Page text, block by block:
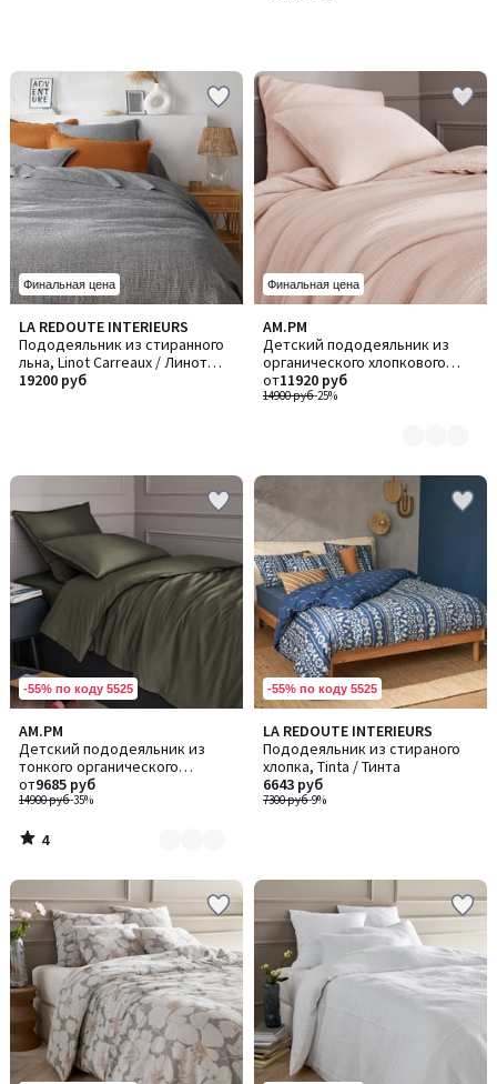
Финальная цена
LA REDOUTE INTERIEURS
Пододеяльник из стиранного
льна, Linot Carreaux / Линот
Карро
19200 руб
Финальная цена
AM.PM
Детский пододеяльник из
органического хлопкового
газа, Yafa / Яфа
14900 руб-25%
от11920 руб
Количество
цветов:
6
-55% по коду 5525
AM.PM
Детский пододеяльник из
тонкого органического
хлопчатобуажного полотна,
Gypse / Джипс
14900 руб-35%
от9685 руб
4
/
5
Количество
цветов:
2
4
/
-55% по коду 5525
LA REDOUTE INTERIEURS
Пододеяльник из стираного
хлопка, Tinta / Тинта
7300 руб-9%
6643 руб